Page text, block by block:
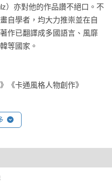
骨架和上、下半身的觀察重
別、年齡、肌理、動作）的
、提升魅力，最後是繪製著
練，即能依照所思所感創作
情感的經典風景畫教程
）亦對他的作品讚不絕口。不
自學者，均大力推崇並在自
作已翻譯成多國語言、風靡
等國家。
《卡通風格人物創作》